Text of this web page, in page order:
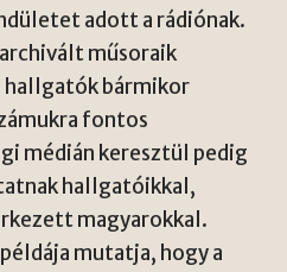
adott a rádiónak.
műsoraik
hallgatók bármikor
fontos
médián keresztül pedig
hallgatóikkal,
magyarokkal.
mutatja, hogy a